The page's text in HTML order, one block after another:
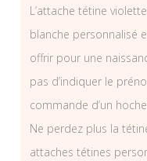
L’attache tétine
blanche personnalisé
offrir pour une
pas d’indiquer le
commande d’un
Ne perdez plus la
attaches tétines